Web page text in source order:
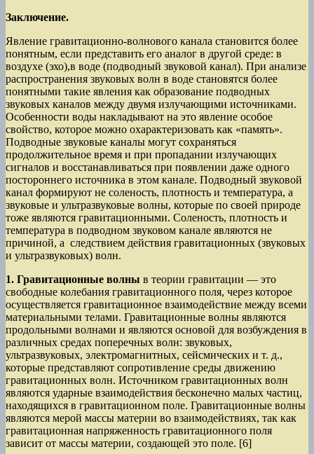
Заключение.
Явление гравитационно-волнового канала становится более
понятным, если представить его аналог в другой среде: в
воздухе (эхо),в воде (подводный звуковой канал). При анализе
распространения звуковых волн в воде становятся более
понятными такие явления как образование подводных
звуковых каналов между двумя излучающими источниками.
Особенности воды накладывают на это явление особое
свойство, которое можно охарактеризовать как «память».
Подводные звуковые каналы могут сохраняться
продолжительное время и при пропадании излучающих
сигналов и восстанавливаться при появлении даже одного
постороннего источника в этом канале. Подводный звуковой
канал формируют не соленость, плотность и температура, а
звуковые и ультразвуковые волны, которые по своей природе
тоже являются гравитационными. Соленость, плотность и
температура в подводном звуковом канале являются не
причиной, а следствием действия гравитационных (звуковых
и ультразвуковых) волн.
1. Гравитационные волны в теории гравитации — это
свободные колебания гравитационного поля, через которое
осуществляется гравитационное взаимодействие между всеми
материальными телами. Гравитационные волны являются
продольными волнами и являются основой для возбуждения в
различных средах поперечных волн: звуковых,
ультразвуковых, электромагнитных, сейсмических и т. д.,
которые представляют сопротивление среды движению
гравитационных волн. Источником гравитационных волн
являются ударные взаимодействия бесконечно малых частиц,
находящихся в гравитационном поле. Гравитационные волны
являются мерой массы материи во взаимодействиях, так как
гравитационная напряженность гравитационного поля
зависит от массы материи, создающей это поле. [6]